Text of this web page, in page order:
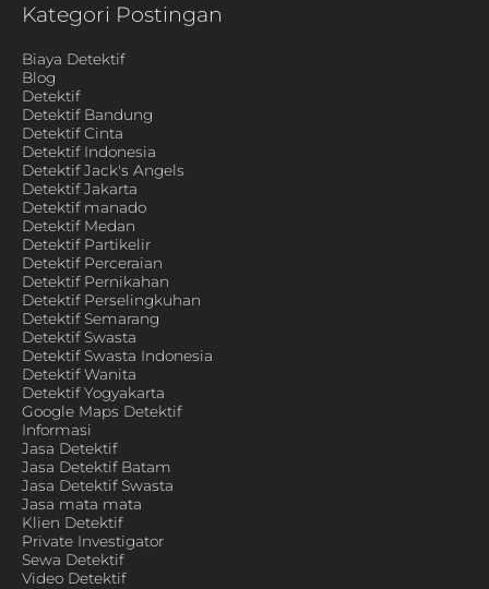
Kategori Postingan
Biaya Detektif
Blog
Detektif
Detektif Bandung
Detektif Cinta
Detektif Indonesia
Detektif Jack's Angels
Detektif Jakarta
Detektif manado
Detektif Medan
Detektif Partikelir
Detektif Perceraian
Detektif Pernikahan
Detektif Perselingkuhan
Detektif Semarang
Detektif Swasta
Detektif Swasta Indonesia
Detektif Wanita
Detektif Yogyakarta
Google Maps Detektif
Informasi
Jasa Detektif
Jasa Detektif Batam
Jasa Detektif Swasta
Jasa mata mata
Klien Detektif
Private Investigator
Sewa Detektif
Video Detektif